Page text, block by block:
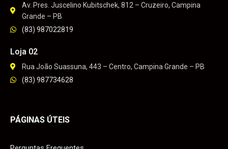
Av. Pres. Juscelino Kubitschek, 812 – Cruzeiro, Campina
Grande – PB
(83) 987022819
Loja 02
Rua João Suassuna, 443 – Centro, Campina Grande – PB
(83) 987734628
PÁGINAS ÚTEIS